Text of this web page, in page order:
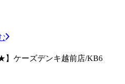
】ケーズデンキ越前店/KB6